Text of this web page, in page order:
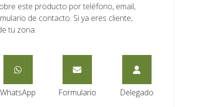
este producto por teléfono, email,
de contacto. Si ya eres cliente,
tu zona.
WhatsApp Formulario Delegado